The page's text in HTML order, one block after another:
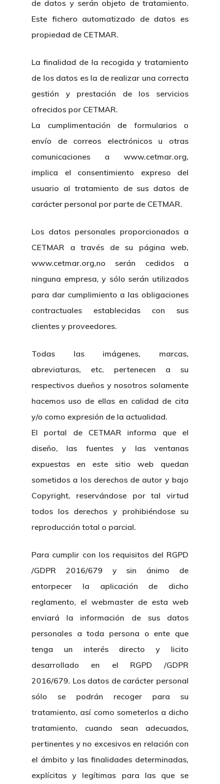
de datos y serán objeto de tratamiento.
Este fichero automatizado de datos es
propiedad de CETMAR.
La finalidad de la recogida y tratamiento
de los datos es la de realizar una correcta
gestión y prestación de los servicios
ofrecidos por CETMAR.
La cumplimentación de formularios o
envío de correos electrónicos u otras
comunicaciones a www.cetmar.org,
implica el consentimiento expreso del
usuario al tratamiento de sus datos de
carácter personal por parte de CETMAR.
Los datos personales proporcionados a
CETMAR a través de su página web,
www.cetmar.org,no serán cedidos a
ninguna empresa, y sólo serán utilizados
para dar cumplimiento a las obligaciones
contractuales establecidas con sus
clientes y proveedores.
Todas las imágenes, marcas,
abreviaturas, etc. pertenecen a su
respectivos dueños y nosotros solamente
hacemos uso de ellas en calidad de cita
y/o como expresión de la actualidad.
El portal de CETMAR informa que el
diseño, las fuentes y las ventanas
expuestas en este sitio web quedan
sometidos a los derechos de autor y bajo
Copyright, reservándose por tal virtud
todos los derechos y prohibiéndose su
reproducción total o parcial.
Para cumplir con los requisitos del RGPD
/GDPR 2016/679 y sin ánimo de
entorpecer la aplicación de dicho
reglamento, el webmaster de esta web
enviará la información de sus datos
personales a toda persona o ente que
tenga un interés directo y licito
desarrollado en el RGPD /GDPR
2016/679. Los datos de carácter personal
sólo se podrán recoger para su
tratamiento, así como someterlos a dicho
tratamiento, cuando sean adecuados,
pertinentes y no excesivos en relación con
el ámbito y las finalidades determinadas,
explícitas y legítimas para las que se
Nosotros
Organización
Patronato
Identidad Corporativa
Contacto
Novedades
Eventos
Proyectos
Publicaciones
Memoria
Centro De
Contratación
Plan De Igualdad